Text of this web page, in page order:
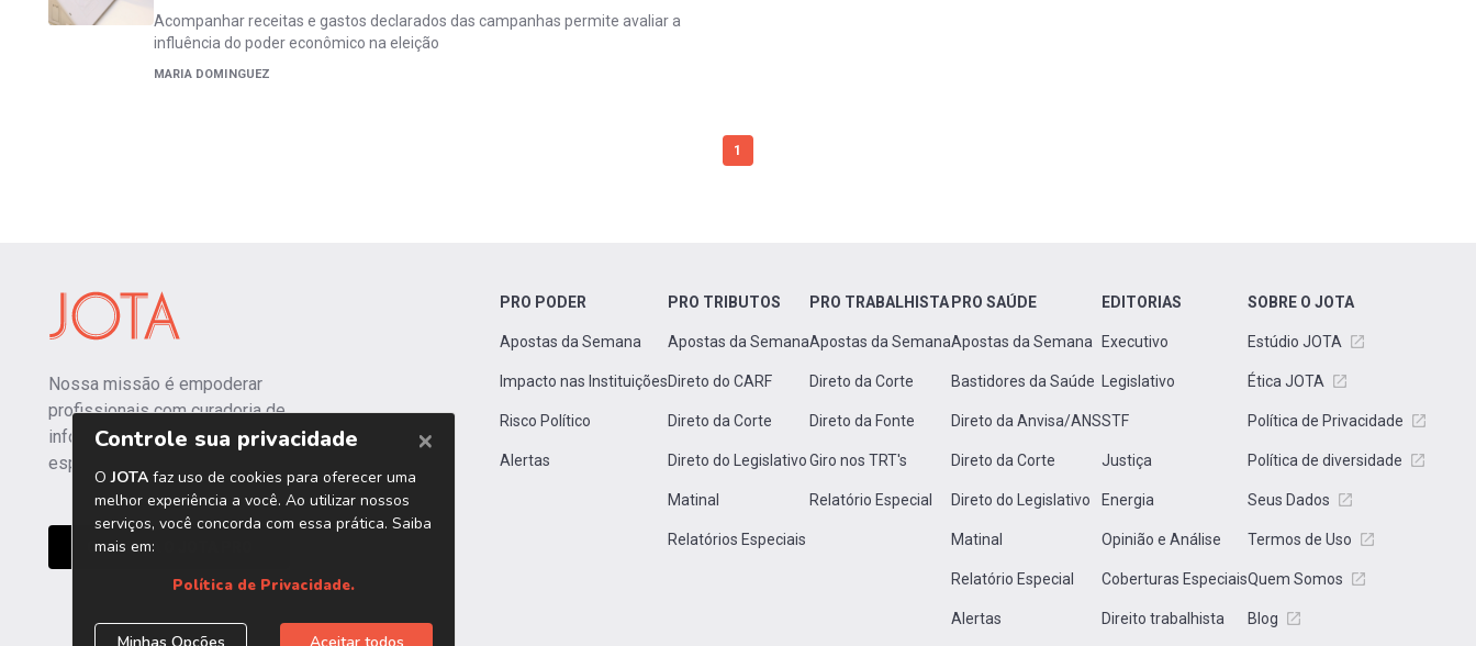
Acompanhar receitas e gastos declarados das campanhas permite avaliar a
influência do poder econômico na eleição
MARIA DOMINGUEZ
1
Nossa missão é empoderar
profissionais com curadoria de
informações independentes e
especializadas.
CONHEÇA O JOTA PRO
PRO PODER
Apostas da Semana
Impacto nas Instituições
Risco Político
Alertas
PRO TRIBUTOS
Apostas da Semana
Direto do CARF
Direto da Corte
Direto do Legislativo
Matinal
Relatórios Especiais
PRO TRABALHISTA
Apostas da Semana
Direto da Corte
Direto da Fonte
Giro nos TRT's
Relatório Especial
PRO SAÚDE
Apostas da Semana
Bastidores da Saúde
Direto da Anvisa/ANS
Direto da Corte
Direto do Legislativo
Matinal
Relatório Especial
Alertas
EDITORIAS
Executivo
Legislativo
STF
Justiça
Energia
Opinião e Análise
Coberturas Especiais
Direito trabalhista
SOBRE O JOTA
Estúdio JOTA
Ética JOTA
Política de Privacidade
Política de diversidade
Seus Dados
Termos de Uso
Quem Somos
Blog